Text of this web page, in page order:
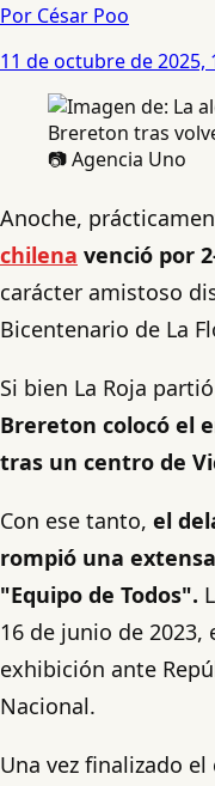
Por César Poo
11 de octubre de 2025,
📷 Agencia Uno
Anoche,
chilena venció por
carácter amistoso
Bicentenario de La
Si bien La Roja
Brereton colocó el
tras un centro de
Con ese tanto, el
rompió una
"Equipo de Todos".
16 de junio de
exhibición ante
Nacional.
Una vez finalizado